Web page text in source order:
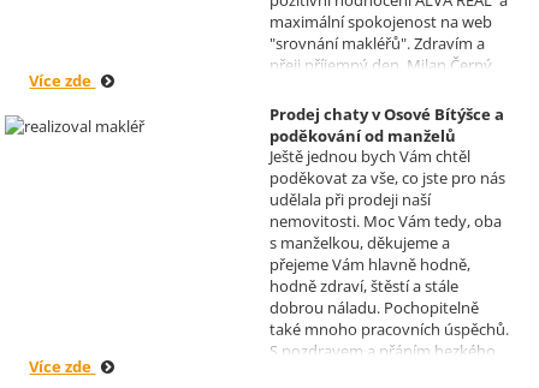
maximální spokojenost na web
"srovnání makléřů". Zdravím a
přeji příjemný den, Milan Černý,
Více zde
Prodej chaty v Osové Bítýšce a
poděkování od manželů
Kovandových
Realizoval makléř: Sylva
Čadová
Ještě jednou bych Vám chtěl
poděkovat za vše, co jste pro nás
udělala při prodeji naší
nemovitosti. Moc Vám tedy, oba
s manželkou, děkujeme a
přejeme Vám hlavně hodně,
hodně zdraví, štěstí a stále
dobrou náladu. Pochopitelně
také mnoho pracovních úspěchů.
S pozdravem a přáním hezkého
Více zde